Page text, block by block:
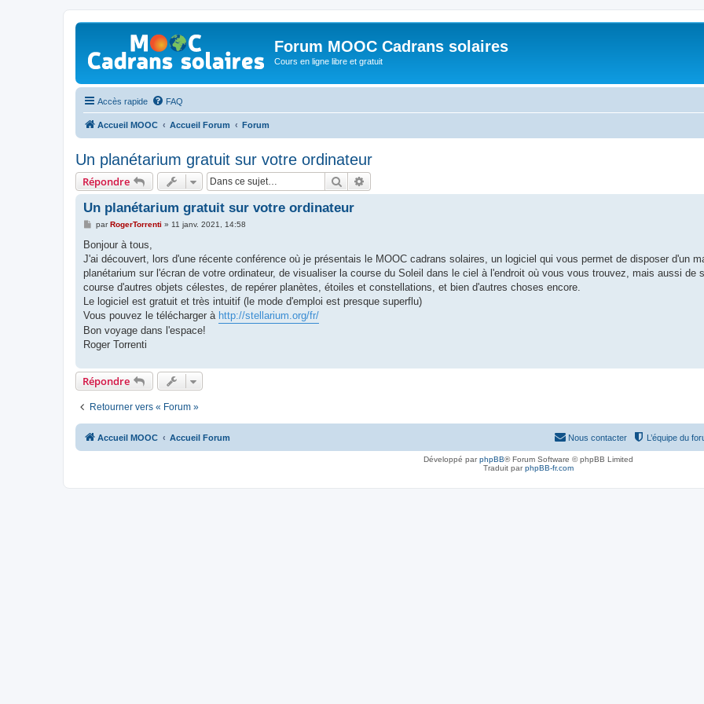
Forum MOOC Cadrans solaires
Cours en ligne libre et gratuit
Accès rapide FAQ
Accueil MOOC Accueil Forum Forum
Un planétarium gratuit sur votre ordinateur
Répondre Rechercher
Un planétarium gratuit sur votre ordinateur
M
s
a
g
parRogerTorrenti » 11 janv. 2021, 14:58
Bonjour à tous,
J'ai découvert, lors d'une récente conférence où je présentais le MOOC cadrans solaires, un logiciel qui vous permet de disposer d'un
planétarium sur l'écran de votre ordinateur, de visualiser la course du Soleil dans le ciel à l'endroit où vous vous trouvez, mais aussi de
course d'autres objets célestes, de repérer planètes, étoiles et constellations, et bien d'autres choses encore.
Le logiciel est gratuit et très intuitif (le mode d'emploi est presque superflu)
Vous pouvez le télécharger à http://stellarium.org/fr/
Bon voyage dans l'espace!
Roger Torrenti
Répondre
Retourner vers « Forum »
Accueil MOOC Accueil Forum L’équipe du
Nous contacter
Développé parphpBB® Forum Software © phpBB Limited
Traduit parphpBB-fr.com